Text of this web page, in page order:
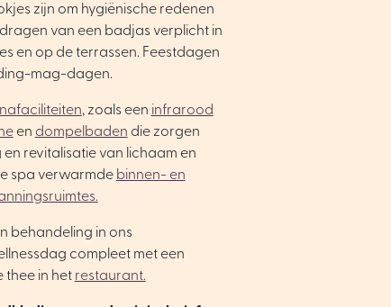
zijn om hygiënische redenen
van een badjas verplicht in
en op de terrassen. Feestdagen
mag-dagen.
, zoals een infrarood
en dompelbaden die zorgen
revitalisatie van lichaam en
spa verwarmde binnen- en
behandeling in ons
compleet met een
thee in het restaurant.